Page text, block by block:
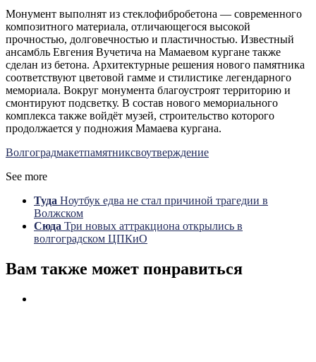
Монумент выполнят из стеклофибробетона — современного
композитного материала, отличающегося высокой
прочностью, долговечностью и пластичностью. Известный
ансамбль Евгения Вучетича на Мамаевом кургане также
сделан из бетона. Архитектурные решения нового памятника
соответствуют цветовой гамме и стилистике легендарного
мемориала. Вокруг монумента благоустроят территорию и
смонтируют подсветку. В состав нового мемориального
комплекса также войдёт музей, строительство которого
продолжается у подножия Мамаева кургана.
Волгоградмакетпамятниксвоутверждение
See more
Туда Ноутбук едва не стал причиной трагедии в
Волжском
Сюда Три новых аттракциона открылись в
волгоградском ЦПКиО
Вам также может понравиться